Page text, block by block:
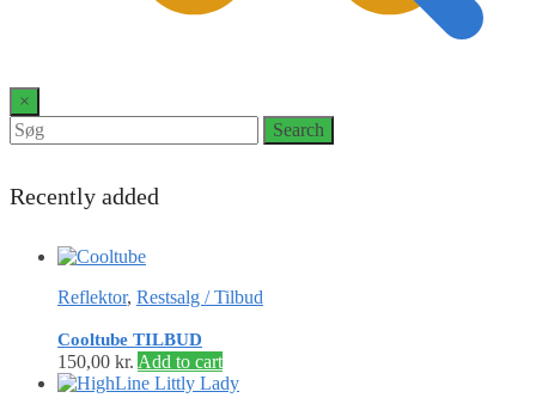
×
Search
for:
Search
Recently added
Reflektor, Restsalg / Tilbud
Cooltube TILBUD
150,00 kr. Add to cart